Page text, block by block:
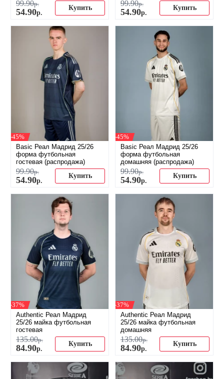
99.90р.
54.90р.
Купить
99.90р.
54.90р.
Купить
-45%
Basic Реал Мадрид 25/26
форма футбольная
гостевая (распродажа)
99.90р.
54.90р.
Купить
-45%
Basic Реал Мадрид 25/26
форма футбольная
домашняя (распродажа)
99.90р.
54.90р.
Купить
-37%
Authentic Реал Мадрид
25/26 майка футбольная
гостевая
135.00р.
84.90р.
Купить
-37%
Authentic Реал Мадрид
25/26 майка футбольная
домашняя
135.00р.
84.90р.
Купить